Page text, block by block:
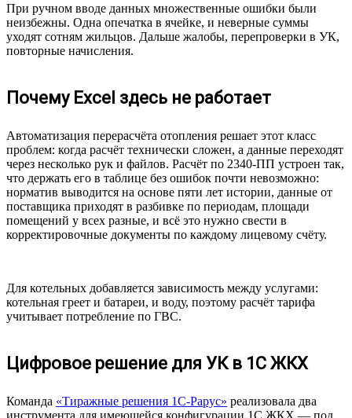
При ручном вводе данных множественные ошибки были
неизбежны. Одна опечатка в ячейке, и неверные суммы
уходят сотням жильцов. Дальше жалобы, перепроверки в УК,
повторные начисления.
Почему Excel здесь не работает
Автоматизация перерасчёта отопления решает этот класс
проблем: когда расчёт технически сложен, а данные переходят
через несколько рук и файлов. Расчёт по 2340-ПП устроен так,
что держать его в таблице без ошибок почти невозможно:
норматив выводится на основе пяти лет истории, данные от
поставщика приходят в разбивке по периодам, площади
помещений у всех разные, и всё это нужно свести в
корректировочные документы по каждому лицевому счёту.
Для котельных добавляется зависимость между услугами:
котельная греет и батареи, и воду, поэтому расчёт тарифа
учитывает потребление по ГВС.
Цифровое решение для УК в 1С ЖКХ
Команда «Тиражные решения 1С-Рарус» реализовала два
инструмента для имеющейся конфигурации 1С ЖКХ — под